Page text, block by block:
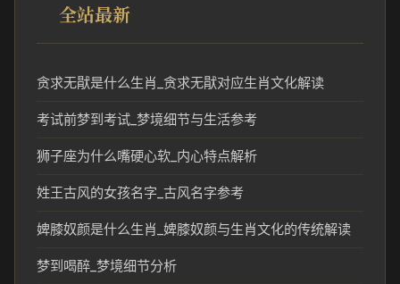
全站最新
贪求无猒是什么生肖_贪求无猒对应生肖文化解读
考试前梦到考试_梦境细节与生活参考
狮子座为什么嘴硬心软_内心特点解析
姓王古风的女孩名字_古风名字参考
婢膝奴颜是什么生肖_婢膝奴颜与生肖文化的传统解读
梦到喝醉_梦境细节分析